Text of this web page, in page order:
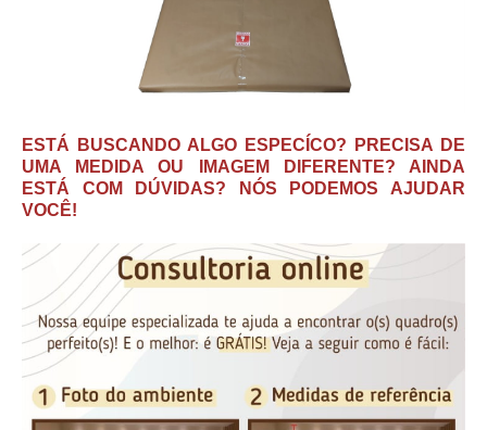
ESTÁ BUSCANDO ALGO ESPECÍCO? PRECISA DE
UMA MEDIDA OU IMAGEM DIFERENTE? AINDA
ESTÁ COM DÚVIDAS? NÓS PODEMOS AJUDAR
VOCÊ!